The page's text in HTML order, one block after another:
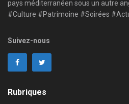
pays méditerranéen sous un autre
#Culture #Patrimoine #Soirées
Suivez-nous
Rubriques